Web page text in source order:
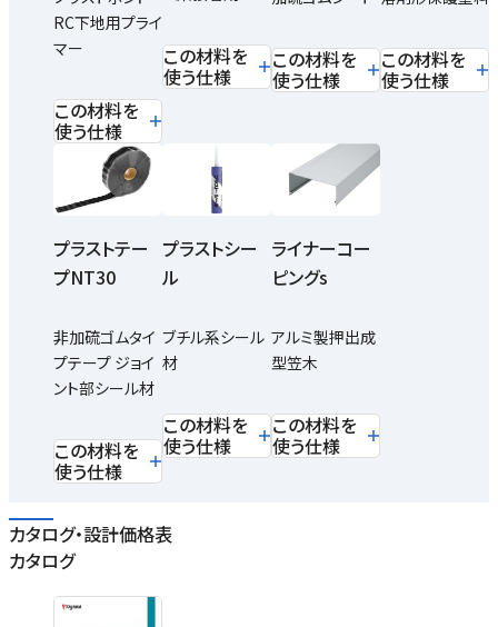
RC下地用プライ
マー
この材料を
使う仕様
この材料を
使う仕様
この材料を
使う仕様
この材料を
使う仕様
プラストテー
プNT30
非加硫ゴムタイ
プテープ ジョイ
ント部シール材
この材料を
使う仕様
プラストシー
ル
ブチル系シール
材
この材料を
使う仕様
ライナーコー
ピングs
アルミ製押出成
型笠木
この材料を
使う仕様
カタログ・設計価格表
カタログ